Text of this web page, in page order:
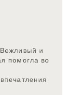
и
помогла во